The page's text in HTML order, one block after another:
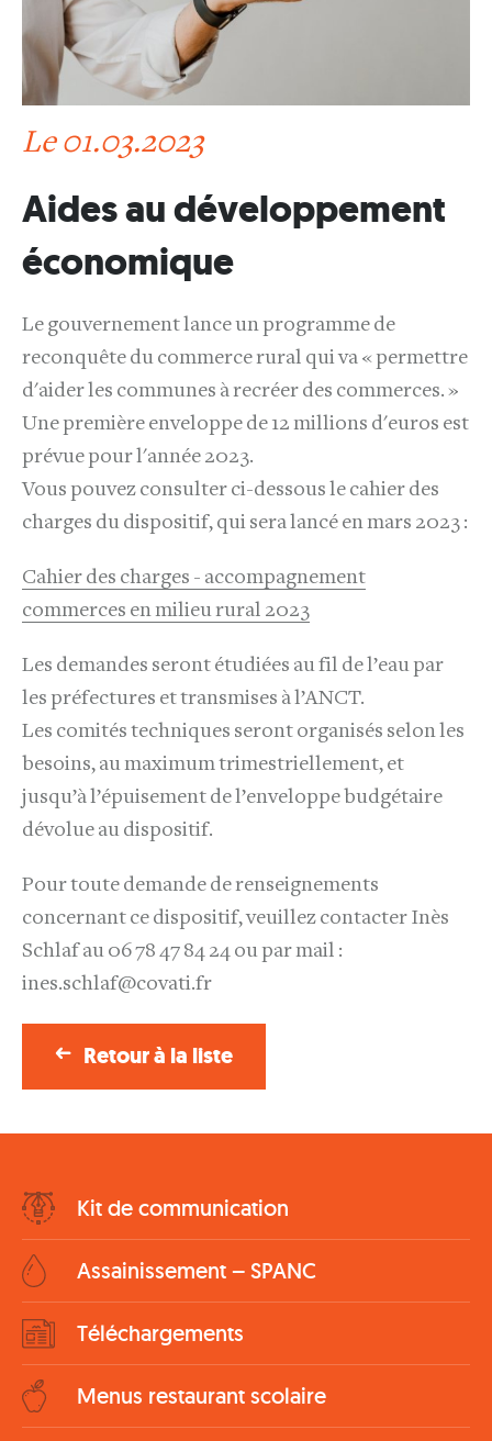
Le 01.03.2023
Aides au développement
économique
Le gouvernement lance un programme de
reconquête du commerce rural qui va « permettre
d'aider les communes à recréer des commerces. »
Une première enveloppe de 12 millions d'euros est
prévue pour l'année 2023.
Vous pouvez consulter ci-dessous le cahier des
charges du dispositif, qui sera lancé en mars 2023 :
Cahier des charges - accompagnement
commerces en milieu rural 2023
Les demandes seront étudiées au fil de l’eau par
les préfectures et transmises à l’ANCT.
Les comités techniques seront organisés selon les
besoins, au maximum trimestriellement, et
jusqu’à l’épuisement de l’enveloppe budgétaire
dévolue au dispositif.
Pour toute demande de renseignements
concernant ce dispositif, veuillez contacter Inès
Schlaf au 06 78 47 84 24 ou par mail :
ines.schlaf@covati.fr
Retour à la liste
Menu
Kit de communication
Assainissement – SPANC
Téléchargements
Menus restaurant scolaire